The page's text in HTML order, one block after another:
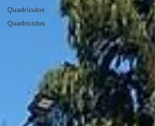
Quadrículos
Quadriciclos